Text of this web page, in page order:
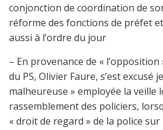
conjonction de coordination de
réforme des fonctions de préfet
aussi à l’ordre du jour
– En provenance de «
du PS, Olivier Faure, s’est excusé
malheureuse » employée la veille
rassemblement des policiers,
« droit de regard » de la police sur